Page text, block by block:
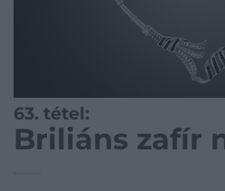
63. tétel:
Briliáns zafír